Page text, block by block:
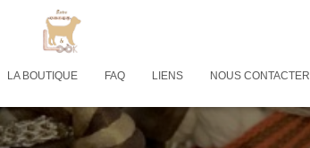
LA BOUTIQUE FAQ LIENS NOUS CONTACTER